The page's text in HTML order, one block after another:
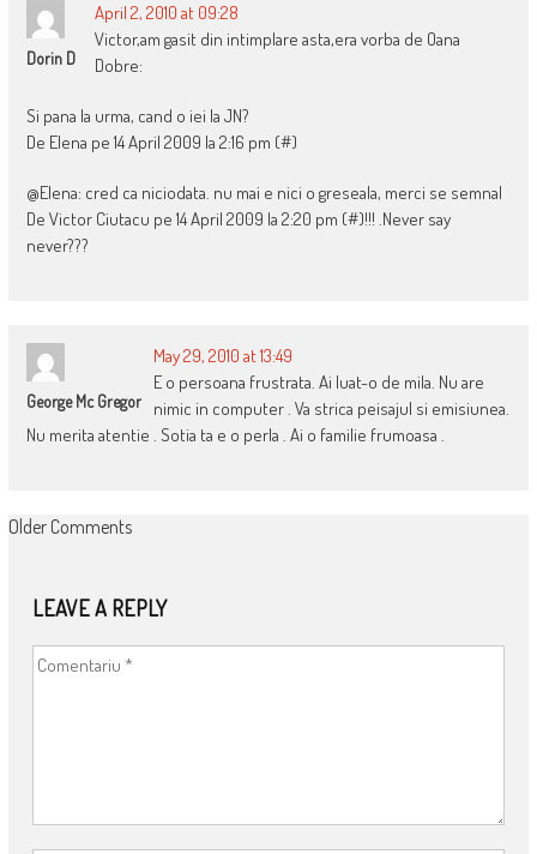
Dorin D
April 2, 2010 at 09:28
Victor,am gasit din intimplare asta,era vorba de Oana
Dobre:
Si pana la urma, cand o iei la JN?
De Elena pe 14 April 2009 la 2:16 pm (#)
@Elena: cred ca niciodata. nu mai e nici o greseala, merci se semnal
De Victor Ciutacu pe 14 April 2009 la 2:20 pm (#)!!! .Never say
never???
George Mc Gregor
May 29, 2010 at 13:49
E o persoana frustrata. Ai luat-o de mila. Nu are
nimic in computer . Va strica peisajul si emisiunea.
Nu merita atentie . Sotia ta e o perla . Ai o familie frumoasa .
COMMENT
Older Comments
LEAVE A REPLY